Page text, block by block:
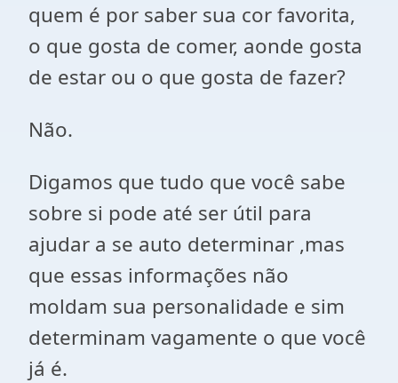
quem é por saber sua cor favorita,
o que gosta de comer, aonde gosta
de estar ou o que gosta de fazer?
Não.
Digamos que tudo que você sabe
sobre si pode até ser útil para
ajudar a se auto determinar ,mas
que essas informações não
moldam sua personalidade e sim
determinam vagamente o que você
já é.